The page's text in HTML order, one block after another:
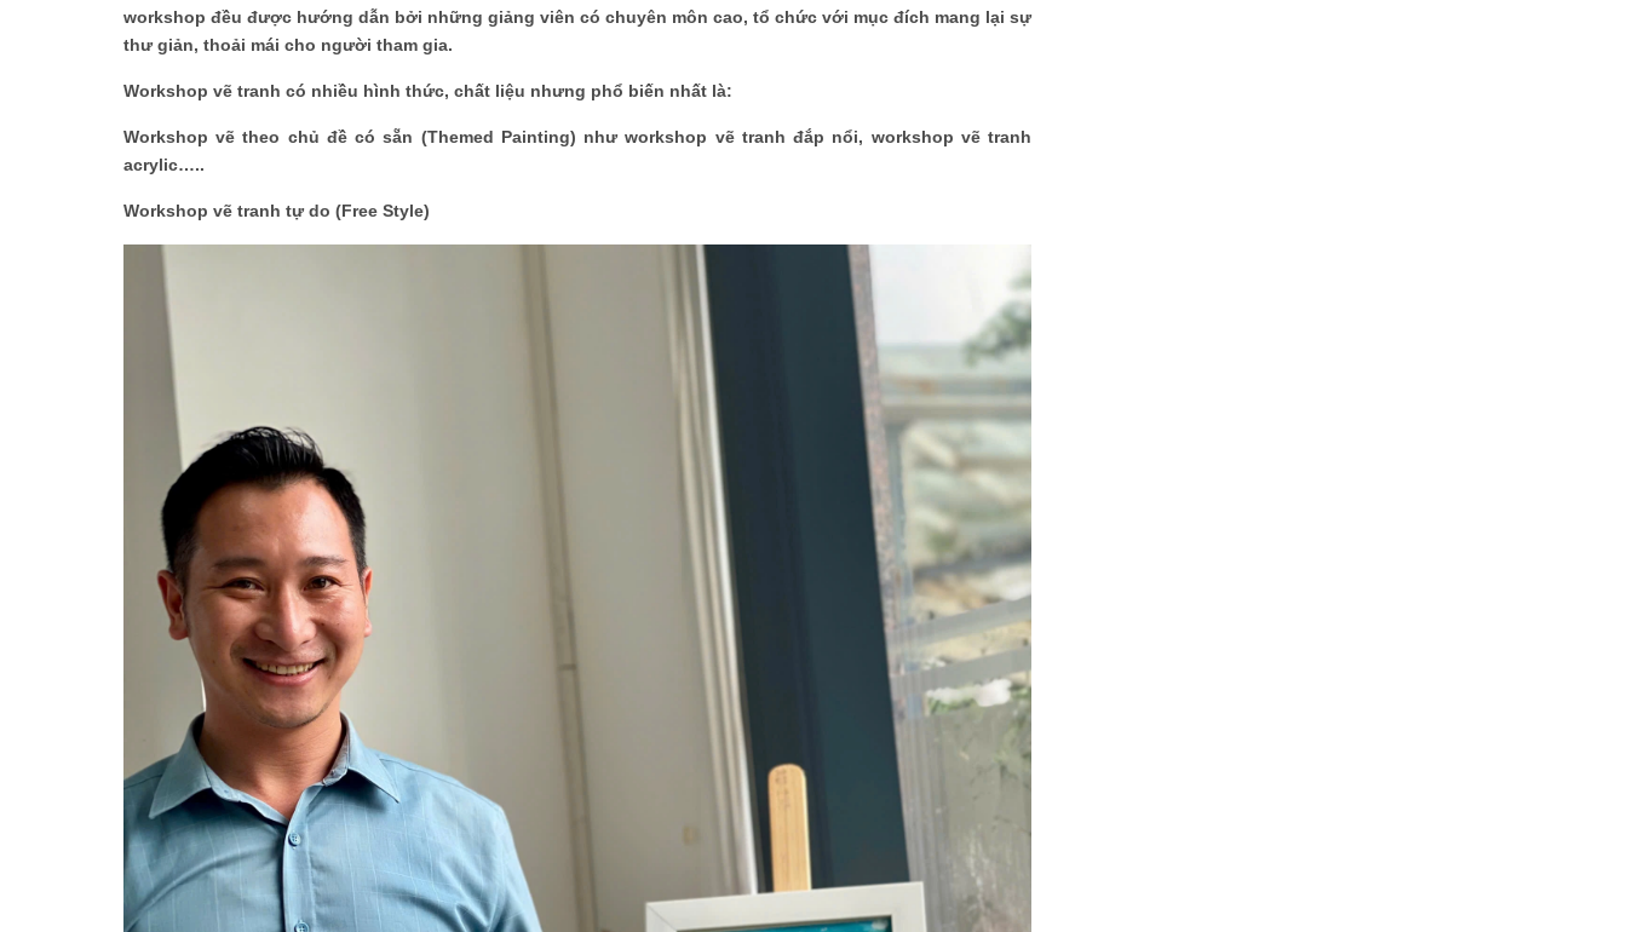
workshop đều được hướng dẫn bởi những giảng viên có chuyên môn cao, tổ chức với mục đích mang lại sự
thư giản, thoải mái cho người tham gia.
Workshop vẽ tranh có nhiều hình thức, chất liệu nhưng phổ biến nhất là:
Workshop vẽ theo chủ đề có sẵn (Themed Painting) như workshop vẽ tranh đắp nổi, workshop vẽ tranh
acrylic…..
Workshop vẽ tranh tự do (Free Style)